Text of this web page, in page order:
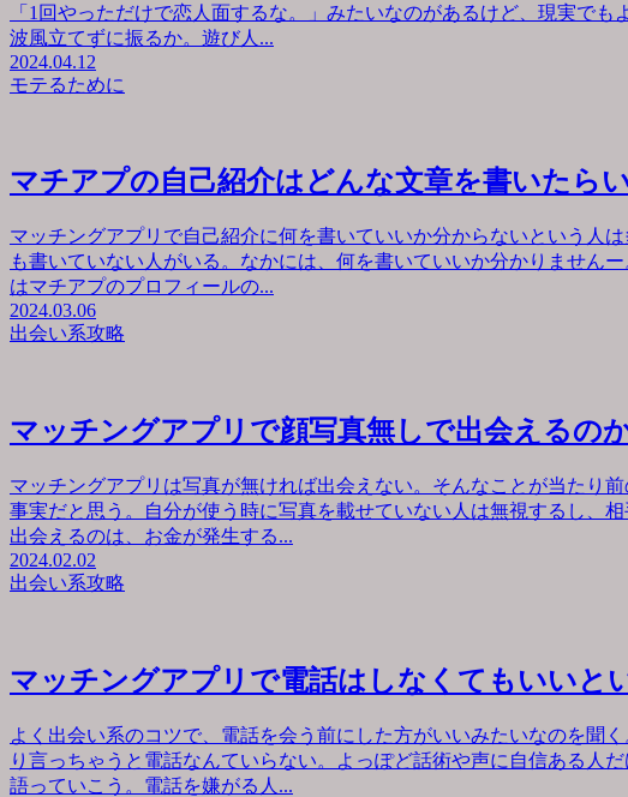
「1回やっただけで恋人面するな。」みたいなのがあるけど、現実で
波風立てずに振るか。遊び人...
2024.04.12
モテるために
マチアプの自己紹介はどんな文章を書いたら
マッチングアプリで自己紹介に何を書いていいか分からないという人
も書いていない人がいる。なかには、何を書いていいか分かりません
はマチアプのプロフィールの...
2024.03.06
出会い系攻略
マッチングアプリで顔写真無しで出会えるの
マッチングアプリは写真が無ければ出会えない。そんなことが当たり
事実だと思う。自分が使う時に写真を載せていない人は無視するし、
出会えるのは、お金が発生する...
2024.02.02
出会い系攻略
マッチングアプリで電話はしなくてもいいと
よく出会い系のコツで、電話を会う前にした方がいいみたいなのを聞
り言っちゃうと電話なんていらない。よっぽど話術や声に自信ある人
語っていこう。電話を嫌がる人...